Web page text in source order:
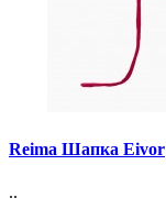
Reima Шапка Eivor
..